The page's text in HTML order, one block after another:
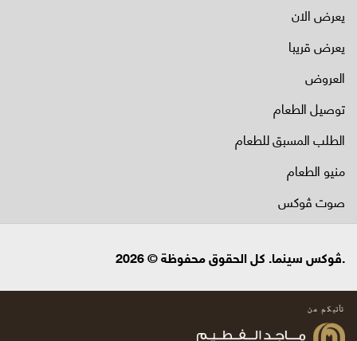
يعرض الان
يعرض قريبا
العروض
توصيل الطعام
الطلب المسبق للطعام
منيو الطعام
صوت ڤوكس
.ڤوكس سينما. كل الحقوق محفوظة © 2026